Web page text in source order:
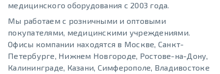
медицинского оборудования с 2003 года.
Мы работаем с розничными и оптовыми
покупателями, медицинскими учреждениями.
Офисы компании находятся в Москве, Санкт-
Петербурге, Нижнем Новгороде, Ростове-на-Дону,
Калининграде, Казани, Симферополе, Владивостоке